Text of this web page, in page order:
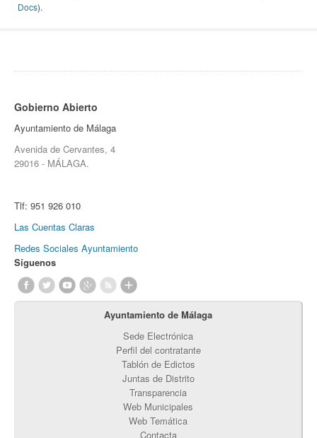
Docs).
Gobierno Abierto
Ayuntamiento de Málaga
Avenida de Cervantes, 4
29016 - MÁLAGA.
Tlf: 951 926 010
Las Cuentas Claras
Redes Sociales Ayuntamiento
Síguenos
Ayuntamiento de Málaga
Sede Electrónica
Perfil del contratante
Tablón de Edictos
Juntas de Distrito
Transparencia
Web Municipales
Web Temática
Contacta